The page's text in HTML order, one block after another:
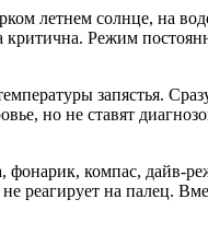
летнем солнце, на
критична. Режим
запястья.
но не ставят
фонарик, компас, дайв-
реагирует на палец.